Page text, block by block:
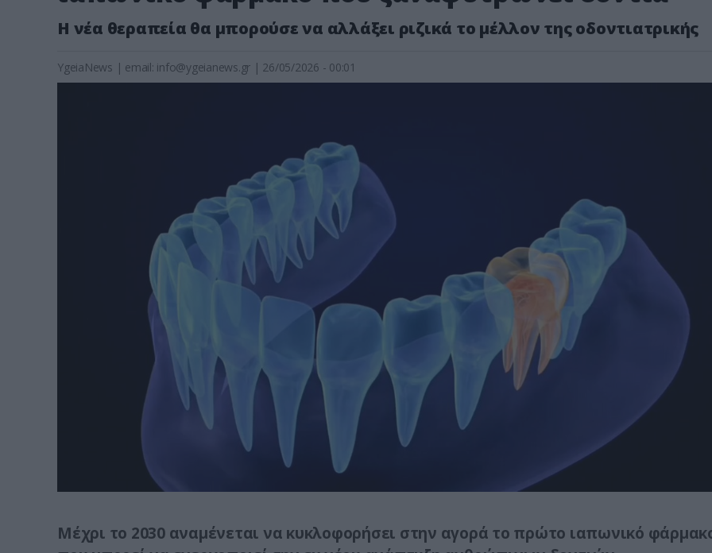
Η νέα θεραπεία θα μπορούσε να αλλάξει ριζικά το μέλλον της οδοντιατρικής
YgeiaNews | email: info@ygeianews.gr | 26/05/2026 - 00:01
Μέχρι το 2030 αναμένεται να κυκλοφορήσει στην αγορά το πρώτο ιαπωνικό